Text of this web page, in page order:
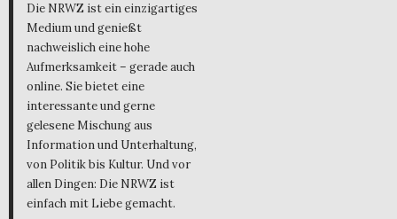
Die NRWZ ist ein einzigartiges
Medium und genießt
nachweislich eine hohe
Aufmerksamkeit – gerade auch
online. Sie bietet eine
interessante und gerne
gelesene Mischung aus
Information und Unterhaltung,
von Politik bis Kultur. Und vor
allen Dingen: Die NRWZ ist
einfach mit Liebe gemacht.